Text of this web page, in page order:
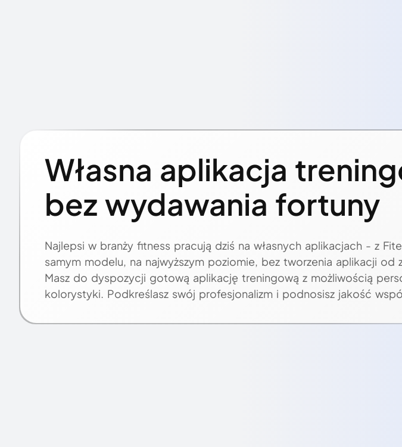
Własna aplikacja
bez wydawania fortuny
Najlepsi w branży fitness pracują dziś na własnych aplikacjach - z
samym modelu, na najwyższym poziomie, bez tworzenia aplikacji od
Masz do dyspozycji gotową aplikację treningową z możliwością
kolorystyki. Podkreślasz swój profesjonalizm i podnosisz jakość